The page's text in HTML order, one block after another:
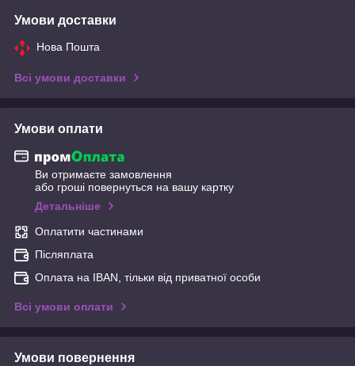
Умови доставки
Нова Пошта
Всі умови доставки
Умови оплати
Ви отримаєте замовлення
або гроші повернуться на вашу картку
Детальніше
Оплатити частинами
Післяплата
Оплата на IBAN, тільки від приватної особи
Всі умови оплати
Умови повернення